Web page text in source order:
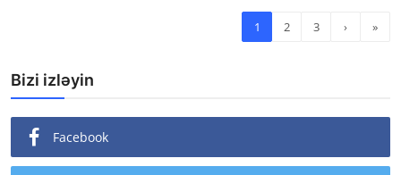
1 2 3 › »
Bizi izləyin
Facebook